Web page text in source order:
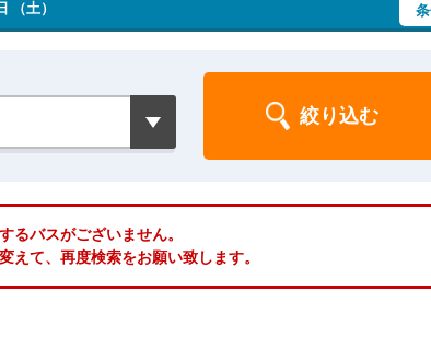
（土）
るバスがございません。
えて、再度検索をお願い致します。